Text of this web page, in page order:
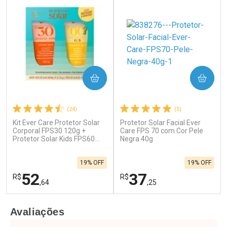
(24)
Kit Ever Care Protetor Solar
Corporal FPS30 120g +
Protetor Solar Kids FPS60
R$52,64
19% OFF
COMPRAR
(5)
Protetor Solar Facial Ever
Care FPS 70 com Cor Pele
Negra 40g
R$37,25
19% OFF
COMPRAR
Avaliações